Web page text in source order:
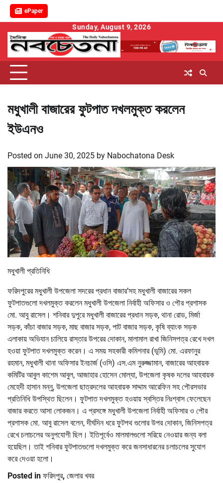
ePaper
content
Sunday, August 9, 2026
মধুখালী বাজারের ফুটপাত দখলমুক্ত করলেন
ইউএনও
Posted on June 30, 2025 by Nabochatona Desk
মধুখালী প্রতিনিধি
ফরিদপুরের মধুখালী উপজেলা সদরের প্রধান বাজার’সহ মধুখালী বাজারের সকল
ফুটপাতগুলো দখলমুক্ত করলেন মধুখালী উপজেলা নির্বাহী অফিসার ও পৌর প্রশাসক
মো. আবু রাসেল। শনিবার দুপুরে মধুখালী বাজারের প্রধান সড়ক, থানা রোড, মির্জা
সড়ক, কাঁচা বাজার সড়ক, মাছ বাজার সড়ক, পাট বাজার সড়ক, কৃষি ব্যাংক সড়ক
এলাকায় অভিযান চালিয়ে রাস্তার উপরের দোকান, মালামাল রাখা জিনিসপত্র রেখে দখল
হওয়া ফুটপাত দখলমুক্ত করেন। এ সময় সহকারী কমিশনার (ভূমি) মো. এরফানুর
রহমান, মধুখালী থানা অফিসার ইনচার্জ (ওসি) এস.এম নুরুজ্জামান, বাজারের আহবায়ক
কমিটির আবুল কাশেম আবুল, আজাহার হোসেন মোল্যা, উপজেলা কৃষক দলের আহবায়ক
মেহেদী হাসান মন্নু, উপজেলা ছাত্রদলের আহবায়ক সাদ্দাম আরেফিন সহ পৌরসভার
প্রতিনিধি উপস্থিত ছিলেন। ফুটপাত দখলমুক্ত হওয়ায় স্বস্তির নিঃশ্বাস ফেলেছেন
বাজার করতে আসা লোকজন। এ প্রসঙ্গে মধুখালী উপজেলা নির্বাহী অফিসার ও পৌর
প্রশাসক মো. আবু রাসেল বলেন, দীর্ঘদিন ধরে ফুটপথ গুলোর উপর দোকান, জিনিসপত্র
রেখে চলাচলের অনুপযোগী ছিল। ইতিপূর্বেও মালমালগুলো সরিয়ে নেওয়ার জন্য বলা
হয়েছিল। তাই শনিবার ফুটপাতগুলো দখলমুক্ত করে জনসাধারনের চলাচলের সুযোগ
করে দেওয়া হলো।
Posted in ফরিদপুর, জেলার খবর